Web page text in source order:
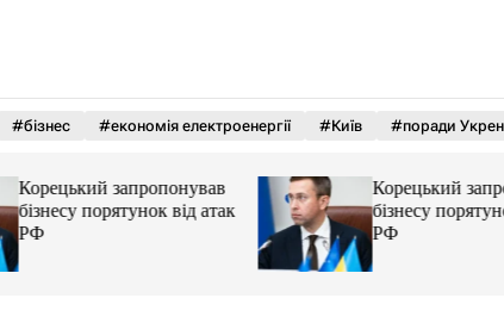
#бізнес #економія електроенергії #Київ #поради
Корецький запропонував
бізнесу порятунок від атак
РФ
Корецький
бізнесу
РФ